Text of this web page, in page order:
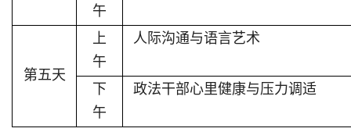
午
第五天
上
午
人际沟通与语言艺术
下
午
政法干部心里健康与压力调适